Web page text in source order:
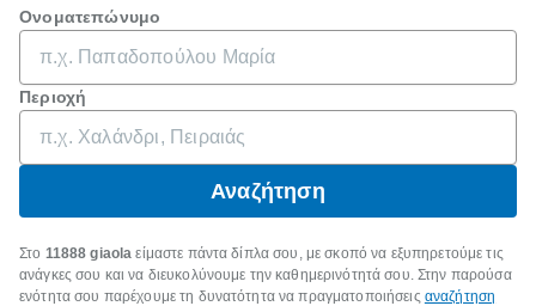
Ονοματεπώνυμο
Περιοχή
Αναζήτηση
Στο 11888 giaola είμαστε πάντα δίπλα σου, με σκοπό να εξυπηρετούμε τις
ανάγκες σου και να διευκολύνουμε την καθημερινότητά σου. Στην παρούσα
ενότητα σου παρέχουμε τη δυνατότητα να πραγματοποιήσεις αναζήτηση